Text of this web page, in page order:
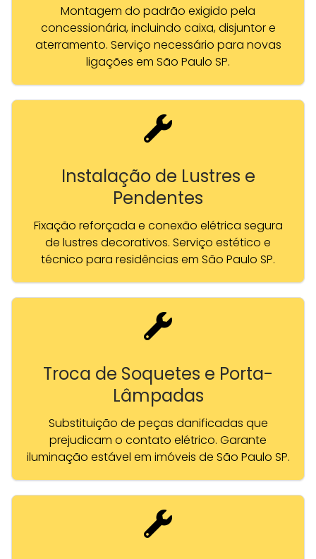
Montagem do padrão exigido pela
concessionária, incluindo caixa, disjuntor e
aterramento. Serviço necessário para novas
ligações em São Paulo SP.
Instalação de Lustres e
Pendentes
Fixação reforçada e conexão elétrica segura
de lustres decorativos. Serviço estético e
técnico para residências em São Paulo SP.
Troca de Soquetes e Porta-
Lâmpadas
Substituição de peças danificadas que
prejudicam o contato elétrico. Garante
iluminação estável em imóveis de São Paulo SP.